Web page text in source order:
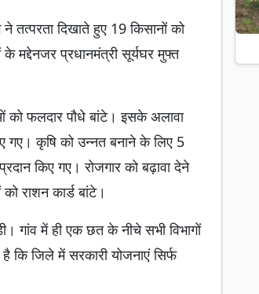
तत्परता दिखाते हुए 19 किसानों को
मद्देनजर प्रधानमंत्री सूर्यघर मुफ्त
को फलदार पौधे बांटे। इसके अलावा
गए। कृषि को उन्नत बनाने के लिए 5
किए गए। रोजगार को बढ़ावा देने
राशन कार्ड बांटे।
गांव में ही एक छत के नीचे सभी विभागों
कि जिले में सरकारी योजनाएं सिर्फ